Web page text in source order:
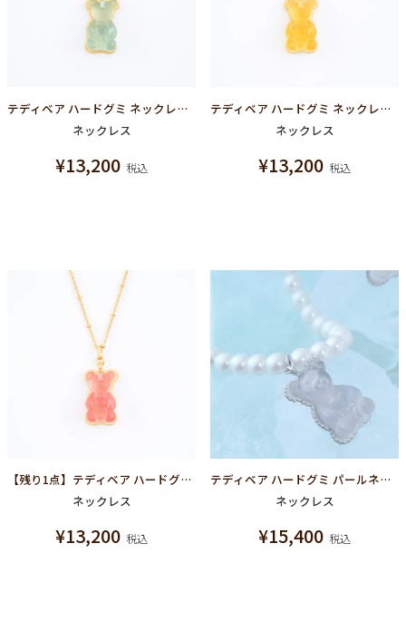
テディベア ハードグミ ネックレス（ソーダ）
ネックレス
¥13,200 税込
テディベア ハードグミ ネックレス（レモン）
ネックレス
¥13,200 税込
【残り1点】テディベア ハードグミ ネックレス（ストロベリー）
ネックレス
¥13,200 税込
テディベア ハードグミ パールネックレス（シュガースノー）
ネックレス
¥15,400 税込